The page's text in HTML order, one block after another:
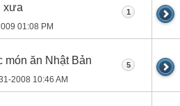
xưa
01:08 PM
1
món ăn Nhật Bản
2008 10:46 AM
5